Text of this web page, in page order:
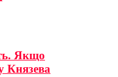
Якщо
Князева